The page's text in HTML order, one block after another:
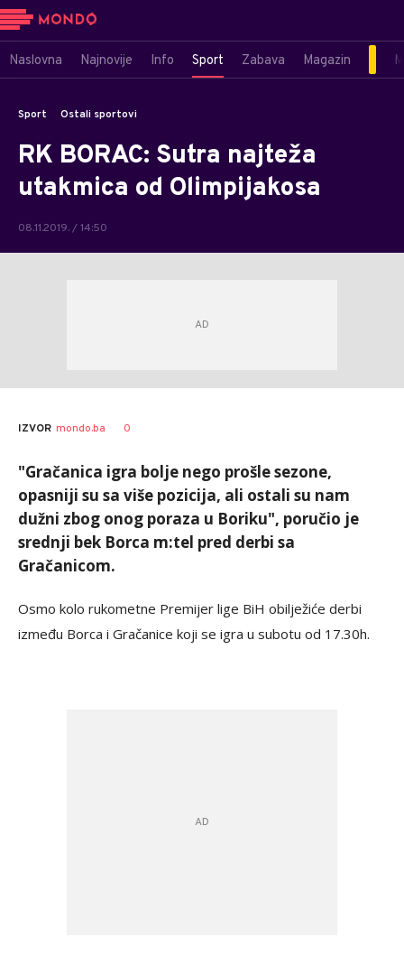
Naslovna Najnovije Info Sport Zabava Magazin
Sport Ostali sportovi
RK BORAC: Sutra najteža
utakmica od Olimpijakosa
08.11.2019. / 14:50
IZVOR mondo.ba 0
"Gračanica igra bolje nego prošle sezone,
opasniji su sa više pozicija, ali ostali su nam
dužni zbog onog poraza u Boriku", poručio je
srednji bek Borca m:tel pred derbi sa
Gračanicom.
Osmo kolo rukometne Premijer lige BiH obilježiće derbi
između Borca i Gračanice koji se igra u subotu od 17.30h.